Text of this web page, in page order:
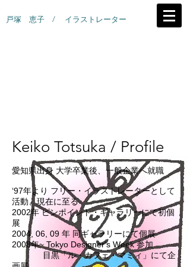
戸塚 恵子 / イラストレーター
Keiko Totsuka / Profile
愛知県出身 大学卒業後、一般企業へ就職
‘97年より フリー・イラストレーターとして
活動、現在に至る
2002年 ピンポイント・ギャラリーにて初個
展
2004, 06, 09 年 同ギャラリーにて個展
2008年~ Tokyo Designer's Week 参加
目黒「ル・カフェ・マミィ」にて企